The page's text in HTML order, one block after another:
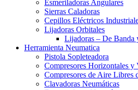
Esmeriladoras Angulares
Sierras Caladoras
Cepillos Eléctricos
Lijadoras Orbitales
Lijadoras – De Banda
Herramienta Neumatica
Pistola Sopleteadora
Compresores Horizontales y
Compresores de Aire Libres
Clavadoras Neumáticas